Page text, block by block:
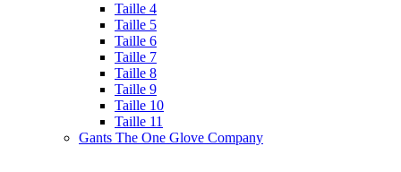
Taille 4
Taille 5
Taille 6
Taille 7
Taille 8
Taille 9
Taille 10
Taille 11
Gants The One Glove Company